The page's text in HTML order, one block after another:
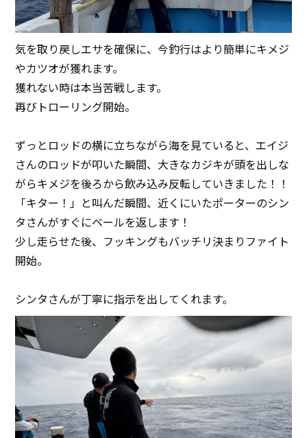
気を取り戻しエサを確保に、今釣行はより簡単にキメジ
やカツオが獲れます。
獲れない時は本当苦戦します。
再びトローリング開始。
ずっとロッドの横に立ちながら海を見ていると、エイジ
さんのロッドが叩いた瞬間、大きなカジキが頭を出しな
がらキメジを後ろから飲み込み反転していきました！！
「キター！」と叫んだ瞬間、近くにいたポーターのシン
タさんがすぐにベールを返します！
少し走らせた後、フッキングもバッチリ決まりファイト
開始。
シンタさんが丁寧に指示を出してくれます。